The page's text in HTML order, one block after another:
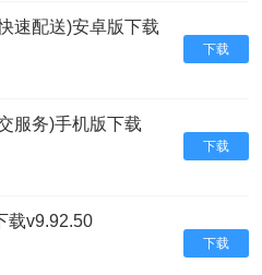
速配送)安卓版下载
下载
服务)手机版下载
下载
载v9.92.50
下载